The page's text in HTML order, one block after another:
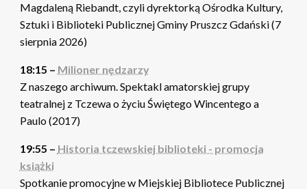
Magdaleną Riebandt, czyli dyrektorką Ośrodka Kultury,
Sztuki i Biblioteki Publicznej Gminy Pruszcz Gdański (7
sierpnia 2026)
18:15 – Milioner nędzarzy
Z naszego archiwum. Spektakl amatorskiej grupy
teatralnej z Tczewa o życiu Świętego Wincentego a
Paulo (2017)
19:55 – Historia tczewskiej biblioteki - promocja
książki
Spotkanie promocyjne w Miejskiej Bibliotece Publicznej